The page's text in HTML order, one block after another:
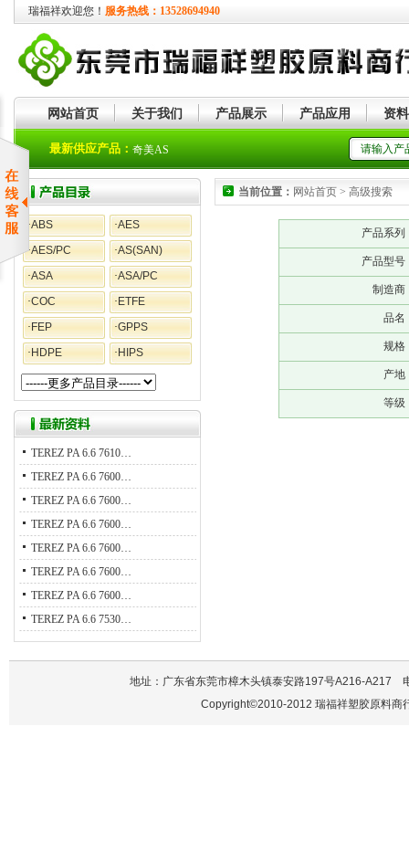
瑞福祥欢迎您！ 服务热线：13528694940
网站首页 关于我们 产品展示 产品应用 资
最新供应产品： 奇美AS
·ABS ·AES
·AES/PC ·AS(SAN)
·ASA ·ASA/PC
·COC · ETFE
· FEP ·GPPS
· HDPE · HIPS
TEREZ PA 6.6 7610…
TEREZ PA 6.6 7600…
TEREZ PA 6.6 7600…
TEREZ PA 6.6 7600…
TEREZ PA 6.6 7600…
TEREZ PA 6.6 7600…
TEREZ PA 6.6 7600…
TEREZ PA 6.6 7530…
当前位置： 网站首页 > 高级搜索
产品系列
产品型号
制造商
品名
规格
产地
等级
地址：广东省东莞市樟木头镇泰安路197号A216-
Copyright©2010-2012 瑞福祥塑胶原料